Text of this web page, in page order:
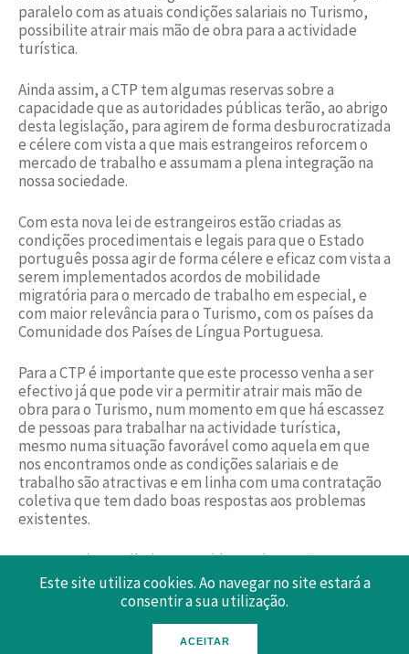
paralelo com as atuais condições salariais no Turismo,
possibilite atrair mais mão de obra para a actividade
turística.
Ainda assim, a CTP tem algumas reservas sobre a
capacidade que as autoridades públicas terão, ao abrigo
desta legislação, para agirem de forma desburocratizada
e célere com vista a que mais estrangeiros reforcem o
mercado de trabalho e assumam a plena integração na
nossa sociedade.
Com esta nova lei de estrangeiros estão criadas as
condições procedimentais e legais para que o Estado
português possa agir de forma célere e eficaz com vista a
serem implementados acordos de mobilidade
migratória para o mercado de trabalho em especial, e
com maior relevância para o Turismo, com os países da
Comunidade dos Países de Língua Portuguesa.
Para a CTP é importante que este processo venha a ser
efectivo já que pode vir a permitir atrair mais mão de
obra para o Turismo, num momento em que há escassez
de pessoas para trabalhar na actividade turística,
mesmo numa situação favorável como aquela em que
nos encontramos onde as condições salariais e de
trabalho são atractivas e em linha com uma contratação
coletiva que tem dado boas respostas aos problemas
existentes.
Para Francisco Calheiros, presidente da CTP “a
contratação de estrangeiros, nomeadamente
provenientes dos países da CPLP, é uma das propostas que
a Confederação do Turismo tem apontado como fazendo
parte da solução para a falta de mão de obra no Turismo.
Este site utiliza cookies. Ao navegar no site estará a
consentir a sua utilização.
ACEITAR